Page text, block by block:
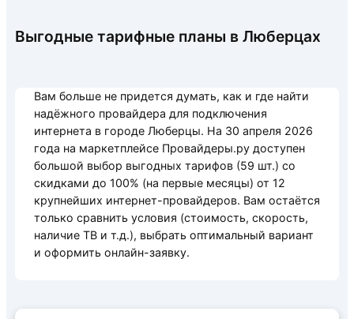
Выгодные тарифные планы в Люберцах
Вам больше не придется думать, как и где найти
надёжного провайдера для подключения
интернета в городе Люберцы. На 30 апреля 2026
года на маркетплейсе Провайдеры.ру доступен
большой выбор выгодных тарифов (59 шт.) со
скидками до 100% (на первые месяцы) от 12
крупнейших интернет-провайдеров. Вам остаётся
только сравнить условия (стоимость, скорость,
наличие ТВ и т.д.), выбрать оптимальный вариант
и оформить онлайн-заявку.